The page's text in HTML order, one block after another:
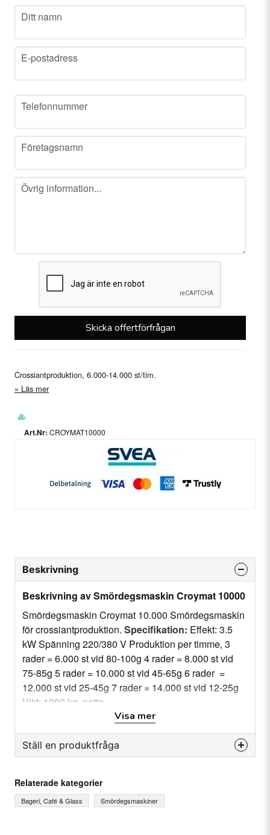
name
Ditt namn
email
E-postadress
phone
Telefonnummer
company
Företagsnamn
message
Övrig information...
Skicka offertförfrågan
Crossiantproduktion, 6.000-14.000 st/tim.
Läs mer
CROYMAT10000
Beskrivning
Beskrivning av Smördegsmaskin Croymat 10000
Smördegsmaskin Croymat 10.000 Smördegsmaskin
för crossiantproduktion. Specifikation: Effekt: 3.5
kW Spänning 220/380 V Produktion per timme, 3
rader = 6.000 st vid 80-100g 4 rader = 8.000 st vid
75-85g 5 rader = 10.000 st vid 45-65g 6 rader =
12.000 st vid 25-45g 7 rader = 14.000 st vid 12-25g
Vikt: 1000 kg, netto
Visa mer
Ställ en produktfråga
Fråga oss något om denna produkten...
Relaterade kategorier
Bageri, Café & Glass Smördegsmaskiner